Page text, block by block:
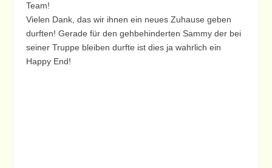
Team!
Vielen Dank, das wir ihnen ein neues Zuhause geben
durften! Gerade für den gehbehinderten Sammy der bei
seiner Truppe bleiben durfte ist dies ja wahrlich ein
Happy End!